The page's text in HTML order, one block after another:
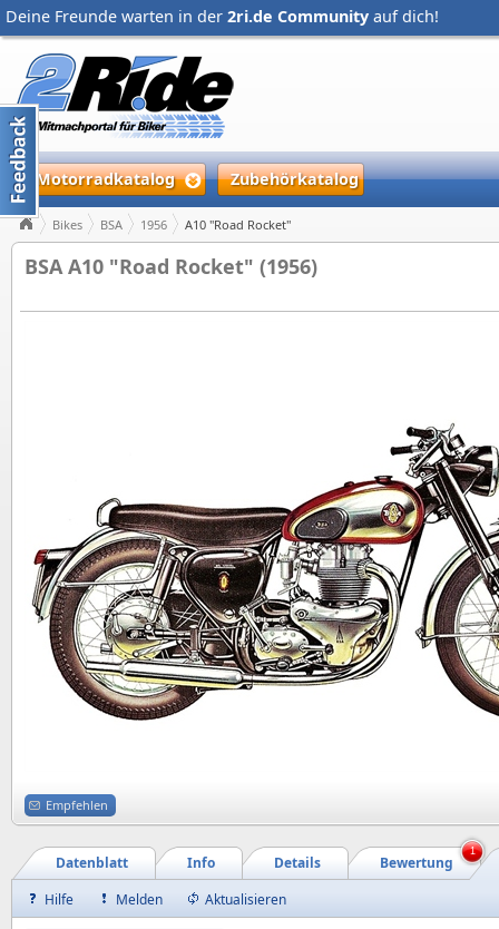
Deine Freunde warten in der 2ri.de Community auf dich!
Motorradkatalog Zubehörkatalog
Bikes BSA 1956 A10 "Road Rocket"
BSA A10 "Road Rocket" (1956)
Empfehlen
Bewertung
Details
Info
Datenblatt
1
Hilfe Melden Aktualisieren